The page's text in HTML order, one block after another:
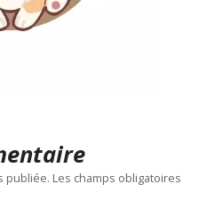
publiée. Les champs obligatoires